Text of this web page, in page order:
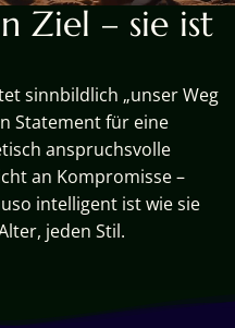
Ziel – sie ist
sinnbildlich „unser Weg
Statement für eine
anspruchsvolle
an Kompromisse –
intelligent ist wie sie
jeden Stil.